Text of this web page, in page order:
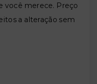
você merece. Preço
a alteração sem